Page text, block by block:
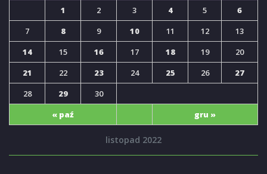
listopad 2022
« paź gru »
1 2 3 4 5
6
7
8 9 10 11 12
13
14
15 16 17 18 19
20
21
22 23 24 25 26
27
28
29 30